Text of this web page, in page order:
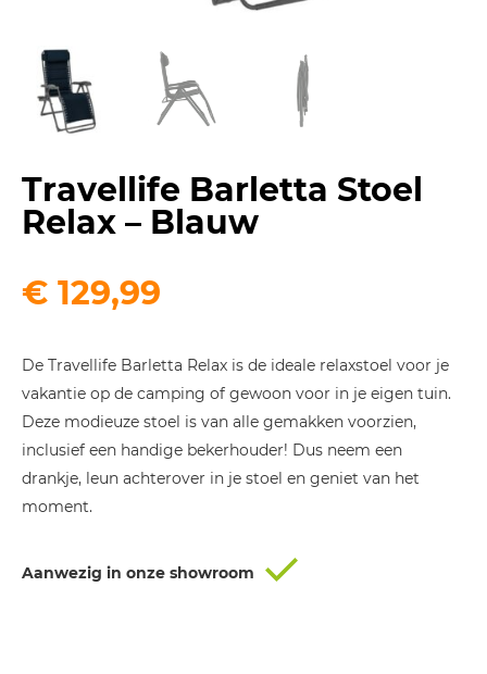
Travellife Barletta Stoel
Relax – Blauw
€ 129,99
De Travellife Barletta Relax is de ideale relaxstoel voor je
vakantie op de camping of gewoon voor in je eigen tuin.
Deze modieuze stoel is van alle gemakken voorzien,
inclusief een handige bekerhouder! Dus neem een
drankje, leun achterover in je stoel en geniet van het
moment.
Aanwezig in onze showroom